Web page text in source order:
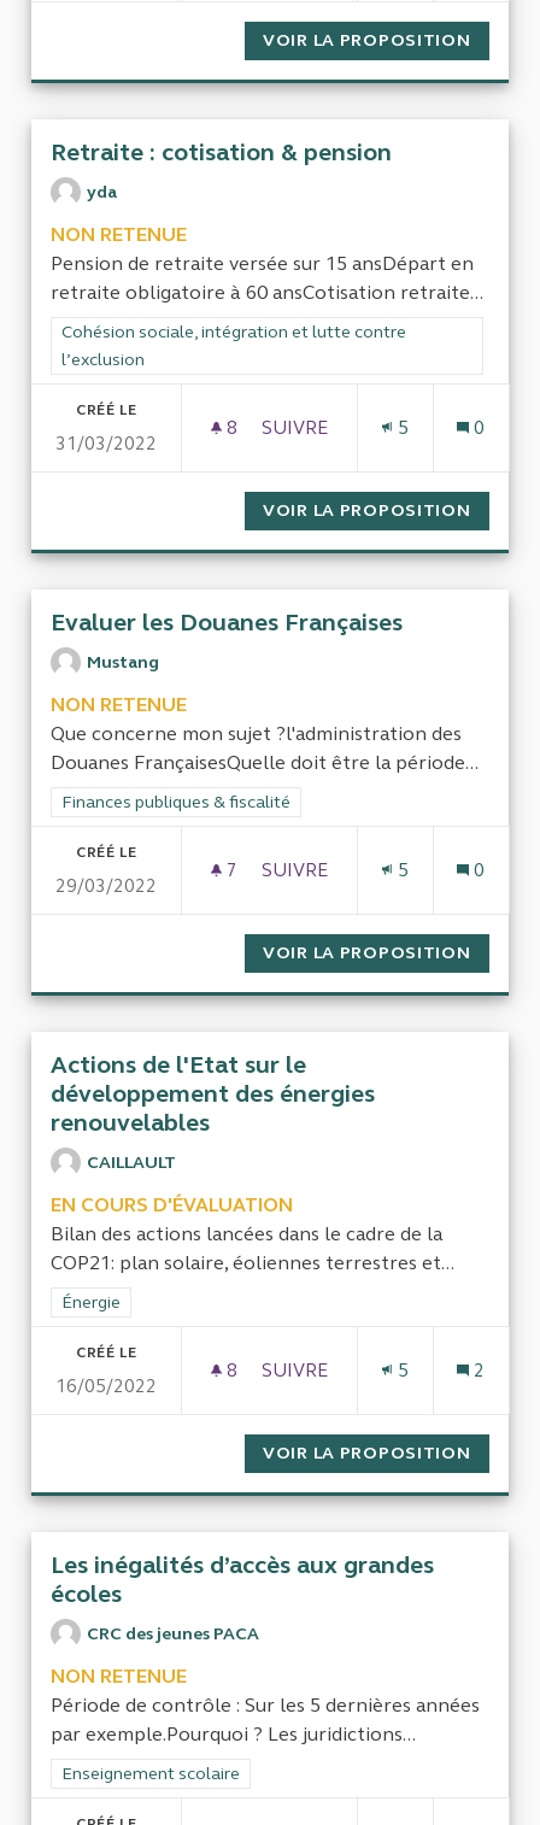
VOIR LA PROPOSITION
Retraite : cotisation & pension
yda
NON RETENUE
Pension de retraite versée sur 15 ansDépart en
retraite obligatoire à 60 ansCotisation retraite...
Filtrer les résultats de la catégorie : Cohésion sociale,
Cohésion sociale, intégration et lutte contre
l’exclusion
CRÉÉ LE
31/03/2022
8 8 ABONNÉS
SUIVRE
5 0
VOIR LA PROPOSITION
Evaluer les Douanes Françaises
Mustang
NON RETENUE
Que concerne mon sujet ?l'administration des
Douanes FrançaisesQuelle doit être la période...
Filtrer les résultats de la catégorie : Finances publiques &
Finances publiques & fiscalité
CRÉÉ LE
29/03/2022
7 7 ABONNÉS
SUIVRE
5 0
VOIR LA PROPOSITION
Actions de l'Etat sur le
développement des énergies
renouvelables
CAILLAULT
EN COURS D'ÉVALUATION
Bilan des actions lancées dans le cadre de la
COP21: plan solaire, éoliennes terrestres et...
Filtrer les résultats de la catégorie : Énergie
Énergie
CRÉÉ LE
16/05/2022
8 8 ABONNÉS
SUIVRE
5 2
VOIR LA PROPOSITION
Les inégalités d’accès aux grandes
écoles
CRC des jeunes PACA
NON RETENUE
Période de contrôle : Sur les 5 dernières années
par exemple.Pourquoi ? Les juridictions...
Filtrer les résultats de la catégorie : Enseignement scolaire
Enseignement scolaire